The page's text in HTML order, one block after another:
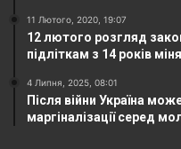
11 Лютого, 2020, 19:07
12 лютого розгляд
підліткам з 14 років
4 Липня, 2025, 08:01
Після війни Україна
маргіналізації серед